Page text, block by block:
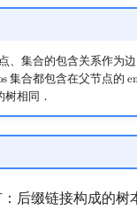
、集合的包含关系作为
s集合都包含在父节点的 e
相同．
后缀链接构成的树